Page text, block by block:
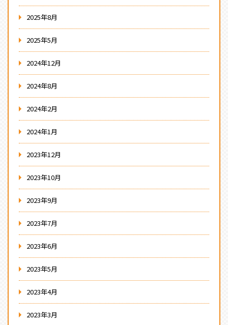
2025年8月
2025年5月
2024年12月
2024年8月
2024年2月
2024年1月
2023年12月
2023年10月
2023年9月
2023年7月
2023年6月
2023年5月
2023年4月
2023年3月